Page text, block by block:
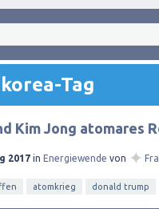
Tag
Kim Jong atomares
2017 in Energiewende von ✦
atomkrieg donald trump